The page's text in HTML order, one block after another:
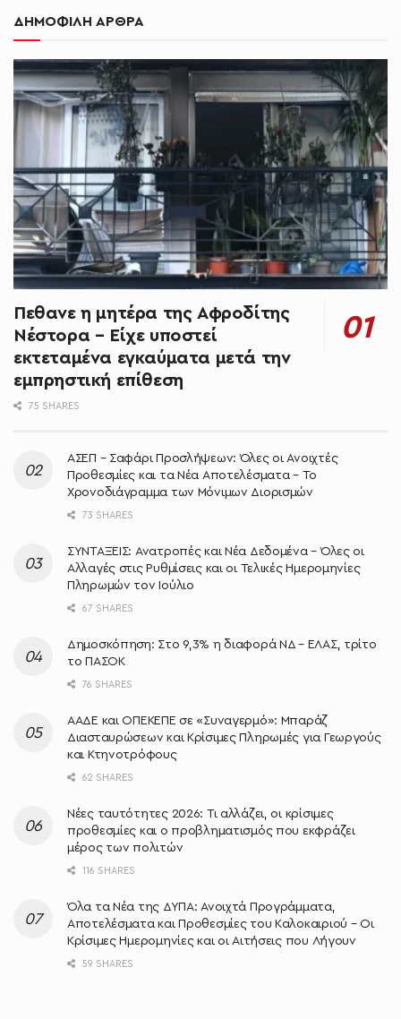
ΔΗΜΟΦΙΛΗ ΑΡΘΡΑ
Πεθανε η μητέρα της Αφροδίτης
Νέστορα – Είχε υποστεί
εκτεταμένα εγκαύματα μετά την
εμπρηστική επίθεση
75 SHARES
ΑΣΕΠ – Σαφάρι Προσλήψεων: Όλες οι Ανοιχτές
Προθεσμίες και τα Νέα Αποτελέσματα – Το
Χρονοδιάγραμμα των Μόνιμων Διορισμών
73 SHARES
ΣΥΝΤΑΞΕΙΣ: Ανατροπές και Νέα Δεδομένα – Όλες οι
Αλλαγές στις Ρυθμίσεις και οι Τελικές Ημερομηνίες
Πληρωμών τον Ιούλιο
67 SHARES
Δημοσκόπηση: Στο 9,3% η διαφορά ΝΔ – ΕΛΑΣ, τρίτο
το ΠΑΣΟΚ
76 SHARES
ΑΑΔΕ και ΟΠΕΚΕΠΕ σε «Συναγερμό»: Μπαράζ
Διασταυρώσεων και Κρίσιμες Πληρωμές για Γεωργούς
και Κτηνοτρόφους
62 SHARES
Νέες ταυτότητες 2026: Τι αλλάζει, οι κρίσιμες
προθεσμίες και ο προβληματισμός που εκφράζει
μέρος των πολιτών
116 SHARES
Όλα τα Νέα της ΔΥΠΑ: Ανοιχτά Προγράμματα,
Αποτελέσματα και Προθεσμίες του Καλοκαιριού – Οι
Κρίσιμες Ημερομηνίες και οι Αιτήσεις που Λήγουν
59 SHARES